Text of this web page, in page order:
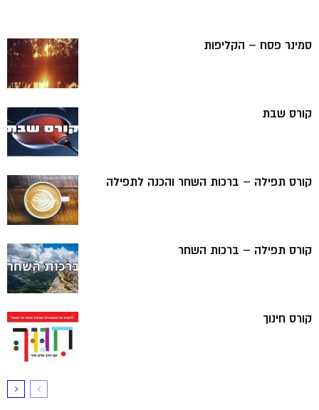
סמינר פסח – הקליפות
קורס שבת
קורס תפילה – ברכות השחר והכנה לתפילה
קורס תפילה – ברכות השחר
קורס חינוך